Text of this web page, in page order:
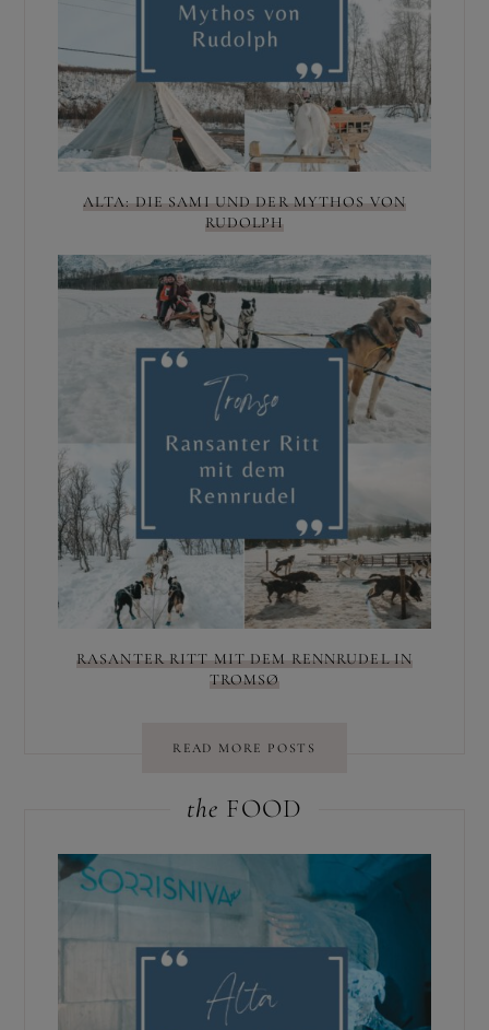
ALTA: DIE SAMI UND DER MYTHOS VON
RUDOLPH
RASANTER RITT MIT DEM RENNRUDEL IN
TROMSØ
READ MORE POSTS
the FOOD